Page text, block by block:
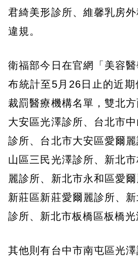
君綺美形診所、維馨乳房
違規。
衛福部今日在官網「美容
布統計至5月26日止的近期
裁罰醫療機構名單，雙北
大安區光澤診所、台北市
診所、台北市大安區愛爾
山區三民光澤診所、新北
麗診所、新北市永和區愛
新莊區新莊愛爾麗診所、
診所、新北市板橋區板橋光
其他則有台中市南屯區光